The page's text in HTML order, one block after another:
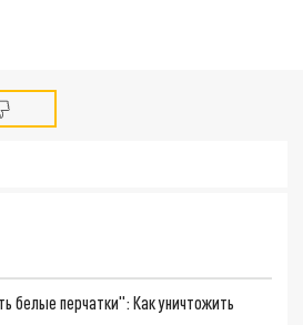
белые перчатки": Как уничтожить